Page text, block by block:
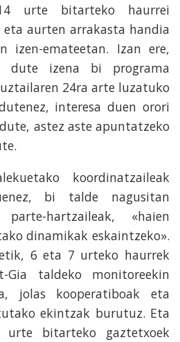
urte bitarteko haurrei
aurten arrakasta handia
izen-emateetan. Izan ere,
dute izena bi programa
24ra arte luzatuko
interesa duen orori
astez aste apuntatzeko
koordinatzaileak
bi talde nagusitan
hartzaileak, «haien
dinamikak eskaintzeko».
6 eta 7 urteko haurrek
Gia taldeko monitoreekin
jolas kooperatiboak eta
ekintzak burutuz. Eta
bitarteko gaztetxoek